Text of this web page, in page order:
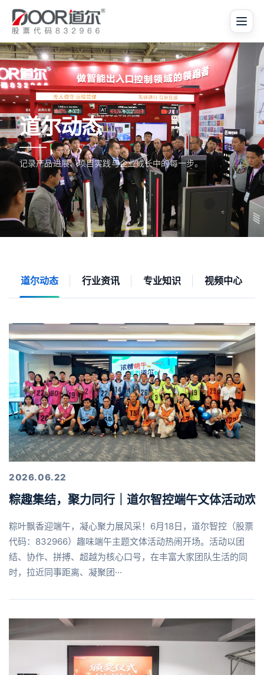
道尔动态
记录产品进展、项目实践与企业成长中的每一步。
道尔动态 行业资讯 专业知识 视频中心
2026.06.22
粽趣集结，聚力同行｜道尔智控端午文体活动欢
粽叶飘香迎端午，凝心聚力展风采！6月18日，道尔智控（股票
代码：832966）趣味端午主题文体活动热闹开场。活动以团
结、协作、拼搏、超越为核心口号，在丰富大家团队生活的同
时，拉近同事距离、凝聚团···